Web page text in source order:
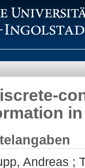
Andreas ;